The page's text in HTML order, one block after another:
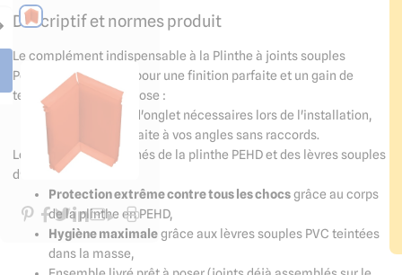
Descriptif et normes produit
Le complément indispensable à la Plinthe à joints souples
Polyéthylène Orange
pour une finition parfaite et un gain de
temps réel lors de la pose :
pas de coupes d'onglet nécessaires lors de l'installation,
adaptation parfaite à vos angles sans raccords.
Les avantages combinés de la plinthe PEHD et des lèvres souples
d'étanchéité en PVC :
Protection extrême contre tous les chocsgrâce au corps
de la plinthe en PEHD,
Hygiène maximalegrâce aux lèvres souples PVC teintées
dans la masse,